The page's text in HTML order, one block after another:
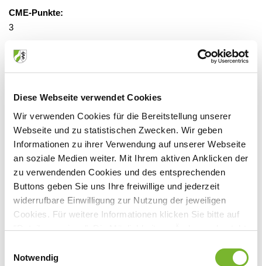
Diese Webseite verwendet Cookies
Wir verwenden Cookies für die Bereitstellung unserer
Webseite und zu statistischen Zwecken. Wir geben
Informationen zu ihrer Verwendung auf unserer Webseite
an soziale Medien weiter. Mit Ihrem aktiven Anklicken der
zu verwendenden Cookies und des entsprechenden
Buttons geben Sie uns Ihre freiwillige und jederzeit
widerrufbare Einwilligung zur Nutzung der jeweiligen
Cookies. Für weitere Informationen klicken Sie bitte auf
"Details anzeigen". Die Möglichkeit zur Änderung besteht
Datenschutzerklärung
Notwendig
CME-Punkte:
3
Gebühr:
10 €
Nein
Veranstaltungsort:
Onlineveranstaltung
http://cme.thieme.de "
Burgunderstr. 31, 40549 Düsseldorf
Anbieter: